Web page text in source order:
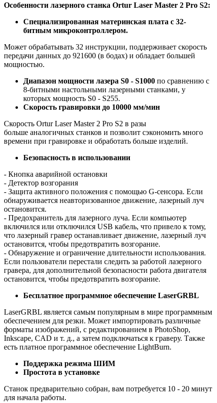
Особенности лазерного станка Ortur Laser Master 2 Pro S2:
Специализированная материнская плата с 32-
битным микроконтроллером.
Может обрабатывать 32 инструкции, поддерживает скорость
передачи данных до 921600 (в бодах) и обладает большей
мощностью.
Диапазон мощности лазера S0 - S1000 по сравнению с
8-битными настольными лазерными станками, у
которых мощность S0 - S255.
Скорость гравировки до 10000 мм/мин
Скорость Ortur Laser Master 2 Pro S2 в разы
больше аналогичных станков и позволит сэкономить много
времени при гравировке и обработать больше изделий.
Безопасность в использовании
- Кнопка аварийной остановки
- Детектор возгорания
- Защита активного положения с помощью G-сенсора. Если
обнаруживается неавторизованное движение, лазерный луч
остановится.
- Предохранитель для лазерного луча. Если компьютер
включился или отключился USB кабель, что привело к тому,
что лазерный гравер останавливает движение, лазерный луч
остановится, чтобы предотвратить возгорание.
- Обнаружение и ограничение длительности использования.
Если пользователи перестали следить за работой лазерного
гравера, для дополнительной безопасности работа двигателя
остановится, чтобы предотвратить возгорание.
Бесплатное программное обеспечение LaserGRBL
LaserGRBL является самым популярным в мире программным
обеспечением для резки. Может импортировать различные
форматы изображений, с редактированием в PhotoShop,
Inkscape, CAD и т. д., а затем подключаться к граверу. Также
есть платное программное обеспечение LightBurn.
Поддержка режима ШИМ
Простота в установке
Станок предварительно собран, вам потребуется 10 - 20 минут
для начала работы.